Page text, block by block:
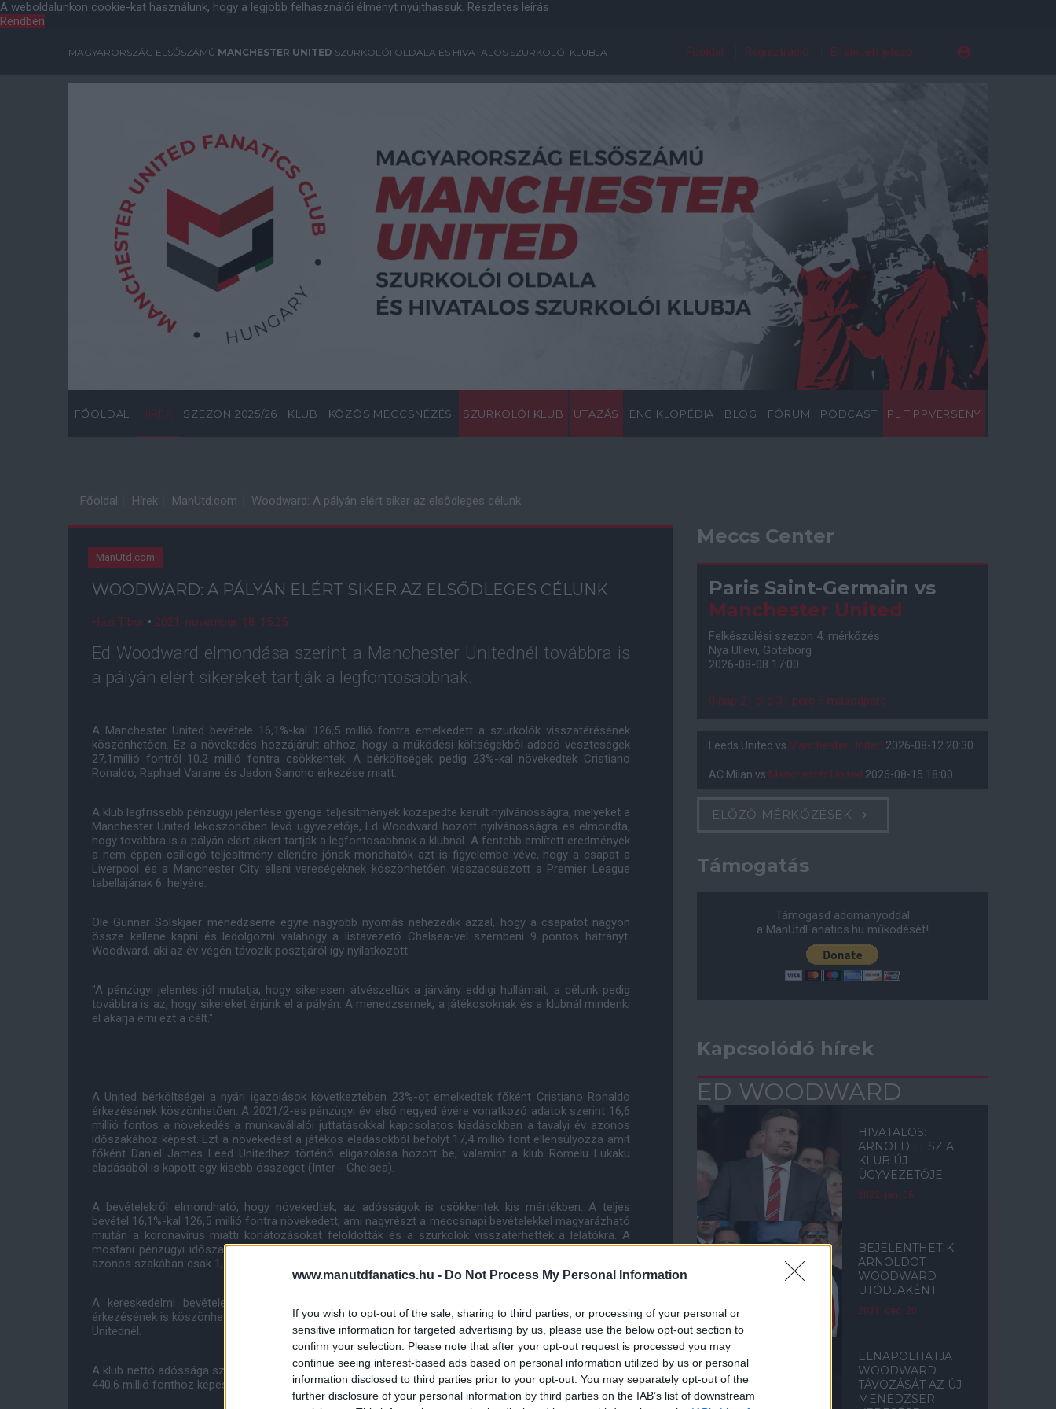
www.manutdfanatics.hu - Do Not Process My Personal Information
If you wish to opt-out of the sale, sharing to third parties, or processing of your personal or
sensitive information for targeted advertising by us, please use the below opt-out section to
confirm your selection. Please note that after your opt-out request is processed you may
continue seeing interest-based ads based on personal information utilized by us or personal
information disclosed to third parties prior to your opt-out. You may separately opt-out of the
further disclosure of your personal information by third parties on the IAB’s list of downstream
A weboldalunkon cookie-kat használunk, hogy a legjobb felhasználói élményt nyújthassuk. Részletes leírás
Rendben
MAGYARORSZÁG ELSŐSZÁMÚ MANCHESTER UNITED SZURKOLÓI OLDALA ÉS HIVATALOS SZURKOLÓI KLUBJA Főoldal Regisztráció Elfelejtett jelszó
FŐOLDAL HÍREK SZEZON 2025/26 KLUB KÖZÖS MECCSNÉZÉS SZURKOLÓI KLUB UTAZÁS ENCIKLOPÉDIA BLOG FÓRUM PODCAST PL TIPPVERSENY
Főoldal Hírek ManUtd.com Woodward: A pályán elért siker az elsődleges célunk
ManUtd.com
WOODWARD: A PÁLYÁN ELÉRT SIKER AZ ELSŐDLEGES CÉLUNK
Házi Tibor • 2021. november. 18. 15:25
Ed Woodward elmondása szerint a Manchester Unitednél továbbra is
a pályán elért sikereket tartják a legfontosabbnak.
A Manchester United bevétele 16,1%-kal 126,5 millió fontra emelkedett a szurkolók visszatérésének
köszönhetően. Ez a növekedés hozzájárult ahhoz, hogy a működési költségekből adódó veszteségek
27,1millió fontról 10,2 millió fontra csökkentek. A bérköltségek pedig 23%-kal növekedtek Cristiano
Ronaldo, Raphael Varane és Jadon Sancho érkezése miatt.
A klub legfrissebb pénzügyi jelentése gyenge teljesítmények közepedte került nyilvánosságra, melyeket a
Manchester United leköszönőben lévő ügyvezetője, Ed Woodward hozott nyilvánosságra és elmondta,
hogy továbbra is a pályán elért sikert tartják a legfontosabbnak a klubnál. A fentebb említett eredmények
a nem éppen csillogó teljesítmény ellenére jónak mondhatók azt is figyelembe véve, hogy a csapat a
Liverpool és a Manchester City elleni vereségeknek köszönhetően visszacsúszott a Premier League
tabellájának 6. helyére.
Ole Gunnar Solskjaer menedzserre egyre nagyobb nyomás nehezedik azzal, hogy a csapatot nagyon
össze kellene kapni és ledolgozni valahogy a listavezető Chelsea-vel szembeni 9 pontos hátrányt.
Woodward, aki az év végén távozik posztjáról így nyilatkozott:
"A pénzügyi jelentés jól mutatja, hogy sikeresen átvészeltük a járvány eddigi hullámait, a célunk pedig
továbbra is az, hogy sikereket érjünk el a pályán. A menedzsernek, a játékosoknak és a klubnál mindenki
el akarja érni ezt a célt."
A United bérköltségei a nyári igazolások következtében 23%-ot emelkedtek főként Cristiano Ronaldo
érkezésének köszönhetően. A 2021/2-es pénzügyi év első negyed évére vonatkozó adatok szerint 16,6
millió fontos a növekedés a munkavállalói juttatásokkal kapcsolatos kiadásokban a tavalyi év azonos
időszakához képest. Ezt a növekedést a játékos eladásokból befolyt 17,4 millió font ellensúlyozza amit
főként Daniel James Leed Unitedhez történő eligazolása hozott be, valamint a klub Romelu Lukaku
eladásából is kapott egy kisebb összeget (Inter - Chelsea).
A bevételekről elmondható, hogy növekedtek, az adósságok is csökkentek kis mértékben. A teljes
bevétel 16,1%-kal 126,5 millió fontra növekedett, ami nagyrészt a meccsnapi bevételekkel magyarázható
miután a koronavírus miatti korlátozásokat feloldották és a szurkolók visszatérhettek a lelátókra. A
mostani pénzügyi időszakban ezek a meccsnapi bevételek 18,1 millió fontot számláltak, az előző év
azonos szakában csak 1,7 millió font volt.
A kereskedelmi bevételek 7,9%-kal 64,4 millió fontra emelkedtek. Ez részben Cristiano Ronaldo
érkezésének is köszönhető, bár a portugál klasszis ebből a negyed évből mindössze 1 hónapot töltött a
Unitednél.
A klub nettó adóssága szeptember 30-án 439,7 millió font volt, ami némileg kevesebb, mint az előző évi
440,6 millió fonthoz képest.
Meccs Center
Paris Saint-Germain vs
Manchester United
Felkészülési szezon 4. mérkőzés
Nya Ullevi, Göteborg
2026-08-08 17:00
0 nap 21 óra 31 perc 8 másodperc
Leeds United vs Manchester United 2026-08-12 20:30
AC Milan vs Manchester United 2026-08-15 18:00
ELŐZŐ MÉRKŐZÉSEK
Támogatás
Támogasd adományoddal
a ManUtdFanatics.hu működését!
Kapcsolódó hírek
ED WOODWARD
HIVATALOS:
ARNOLD LESZ A
KLUB ÚJ
ÜGYVEZETŐJE
2022. jan. 06.
BEJELENTHETIK
ARNOLDOT
WOODWARD
UTÓDJAKÉNT
2021. dec. 20.
ELNAPOLHATJA
WOODWARD
TÁVOZÁSÁT AZ ÚJ
MENEDZSER